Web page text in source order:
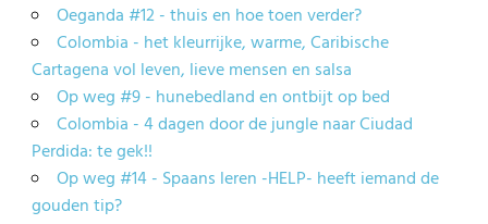
Oeganda #12 - thuis en hoe toen verder?
Colombia - het kleurrijke, warme, Caribische
Cartagena vol leven, lieve mensen en salsa
Op weg #9 - hunebedland en ontbijt op bed
Colombia - 4 dagen door de jungle naar Ciudad
Perdida: te gek!!
Op weg #14 - Spaans leren -HELP- heeft iemand de
gouden tip?